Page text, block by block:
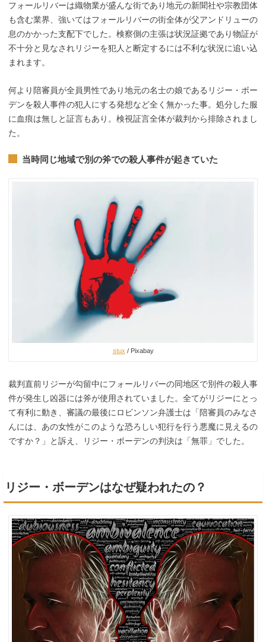
フォールリバーは織物業が盛んな街であり地元の新聞社や宗教団体
も含む業界、強いてはフォールリバーの街全体が父アンドリューの
息のかかった支配下でした。検察側の主張は状況証拠であり物証が
不十分と見なされリジーを犯人と断定するには不利な状況に追い込
まれます。
何より陪審員が全員男性であり地元の名士の娘であるリジー・ボー
デンを殺人事件の犯人にする発想など全く無かった事。処分した服
に血痕は無しと証言もあり。検視証言全体が裁判から排除されまし
た。
当時同じ地域で別の斧での殺人事件が起きていた
stux / Pixabay
裁判直前リジーが勾留中にフォールリバーの同地区で別件の殺人事
件が発生し凶器には斧が使用されていました。全てがリジーにとっ
て有利に動き、審議の最後にロビンソン弁護士は「陪審員のみなさ
んには、あの女性がこのような恐ろしい犯行を行う悪魔に見えるの
ですか？」と訴え、リジー・ボーデンの判決は「無罪」でした。
リジー・ボーデンはなぜ疑われたの？